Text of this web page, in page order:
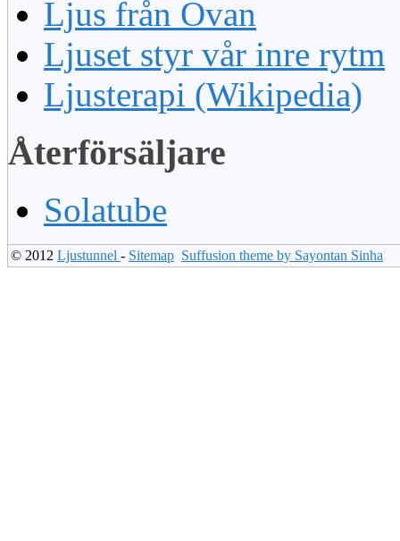
Ljus från Ovan
Ljuset styr vår inre rytm
Ljusterapi (Wikipedia)
Återförsäljare
Solatube
© 2012 Ljustunnel - Sitemap Suffusion theme by Sayontan Sinha